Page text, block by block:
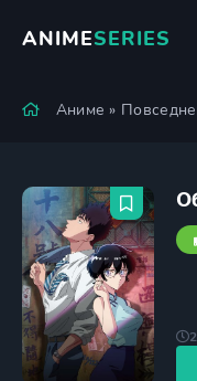
ANIMESERIES
Аниме »